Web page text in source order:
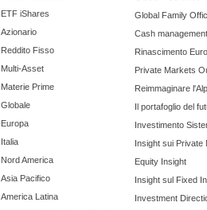
ETF iShares
Azionario
Reddito Fisso
Multi-Asset
Materie Prime
Globale
Europa
Italia
Nord America
Asia Pacifico
America Latina
Global Family
Cash management
Rinascimento
Private Markets
Reimmaginare
Il portafoglio del
Investimento
Insight sui Private
Equity Insight
Insight sul Fixed
Investment